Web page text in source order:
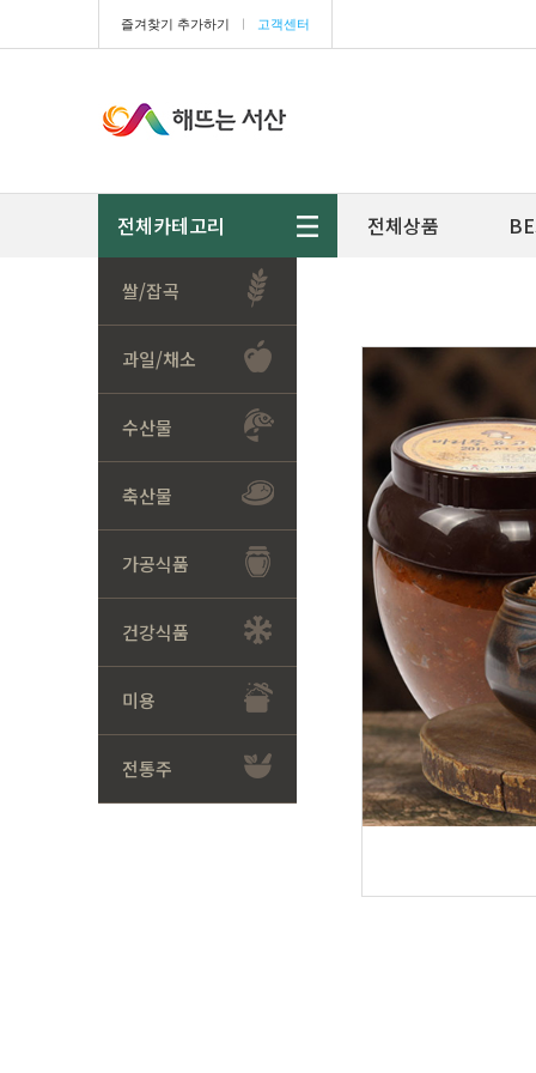
즐겨찾기 추가하기 ㅣ 고객센터
전체카테고리 전체상품
쌀/잡곡
과일/채소
수산물
축산물
가공식품
건강식품
미용
전통주